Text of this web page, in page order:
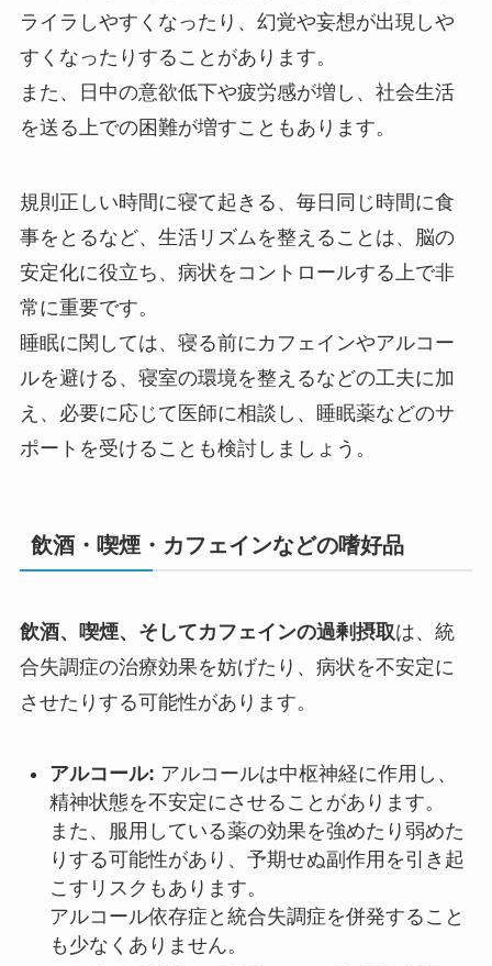
ライラしやすくなったり、幻覚や妄想が出現しや
すくなったりすることがあります。
また、日中の意欲低下や疲労感が増し、社会生活
を送る上での困難が増すこともあります。
規則正しい時間に寝て起きる、毎日同じ時間に食
事をとるなど、生活リズムを整えることは、脳の
安定化に役立ち、病状をコントロールする上で非
常に重要です。
睡眠に関しては、寝る前にカフェインやアルコー
ルを避ける、寝室の環境を整えるなどの工夫に加
え、必要に応じて医師に相談し、睡眠薬などのサ
ポートを受けることも検討しましょう。
飲酒・喫煙・カフェインなどの嗜好品
飲酒、喫煙、そしてカフェインの過剰摂取は、統
合失調症の治療効果を妨げたり、病状を不安定に
させたりする可能性があります。
アルコール: アルコールは中枢神経に作用し、
精神状態を不安定にさせることがあります。
また、服用している薬の効果を強めたり弱めた
りする可能性があり、予期せぬ副作用を引き起
こすリスクもあります。
アルコール依存症と統合失調症を併発すること
も少なくありません。